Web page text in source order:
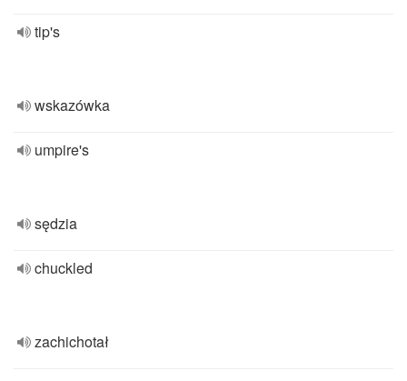
tip's
wskazówka
umpire's
sędzia
chuckled
zachichotał